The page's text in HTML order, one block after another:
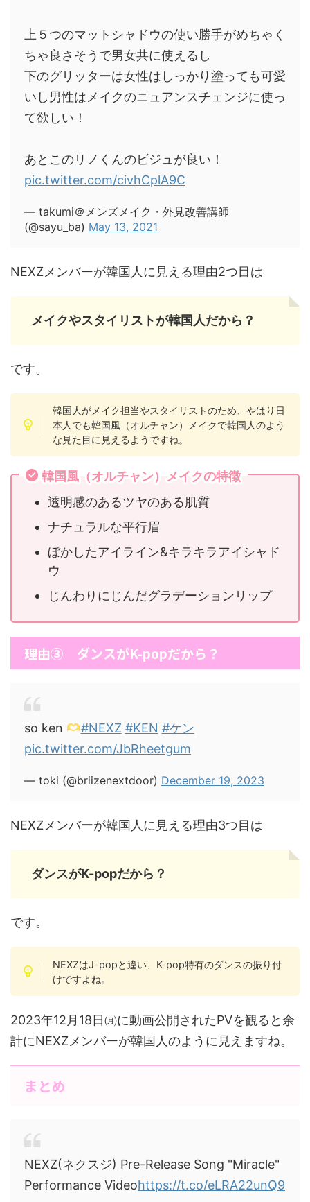
上５つのマットシャドウの使い勝手がめちゃく
ちゃ良さそうで男女共に使えるし
下のグリッターは女性はしっかり塗っても可愛
いし男性はメイクのニュアンスチェンジに使っ
て欲しい！
あとこのリノくんのビジュが良い！
pic.twitter.com/civhCplA9C
— takumi＠メンズメイク・外見改善講師
(@sayu_ba) May 13, 2021
NEXZメンバーが韓国人に見える理由2つ目は
メイクやスタイリストが韓国人だから？
です。
韓国人がメイク担当やスタイリストのため、やはり日
本人でも韓国風（オルチャン）メイクで韓国人のよう
な見た目に見えるようですね。
韓国風（オルチャン）メイクの特徴
透明感のあるツヤのある肌質
ナチュラルな平行眉
ぼかしたアイライン&キラキラアイシャド
ウ
じんわりにじんだグラデーションリップ
理由③ ダンスがK-popだから？
so ken #NEXZ #KEN #ケン
pic.twitter.com/JbRheetgum
— toki (@briizenextdoor) December 19, 2023
NEXZメンバーが韓国人に見える理由3つ目は
ダンスがK-popだから？
です。
NEXZはJ-popと違い、K-pop特有のダンスの振り付
けですよね。
2023年12月18日㈪に動画公開されたPVを観ると余
計にNEXZメンバーが韓国人のように見えますね。
まとめ
NEXZ(ネクスジ) Pre-Release Song "Miracle"
Performance Videohttps://t.co/eLRA22unQ9